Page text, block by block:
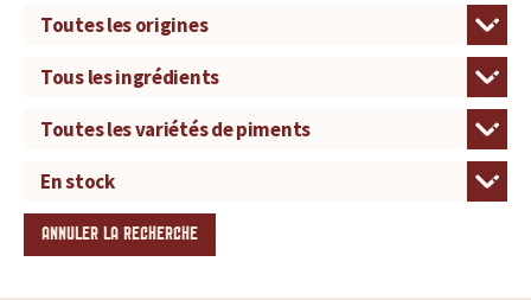
d
u
i
s
ANNULER LA RECHERCHE